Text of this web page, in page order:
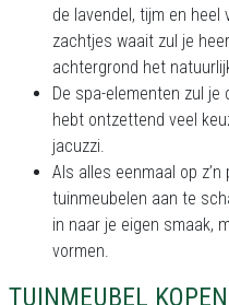
de lavendel, tijm en heel
zachtjes waait zul je
achtergrond het
De spa-elementen zul
hebt ontzettend veel
jacuzzi.
Als alles eenmaal op
tuinmeubelen aan te
in naar je eigen smaak,
vormen.
TUINMEUBEL